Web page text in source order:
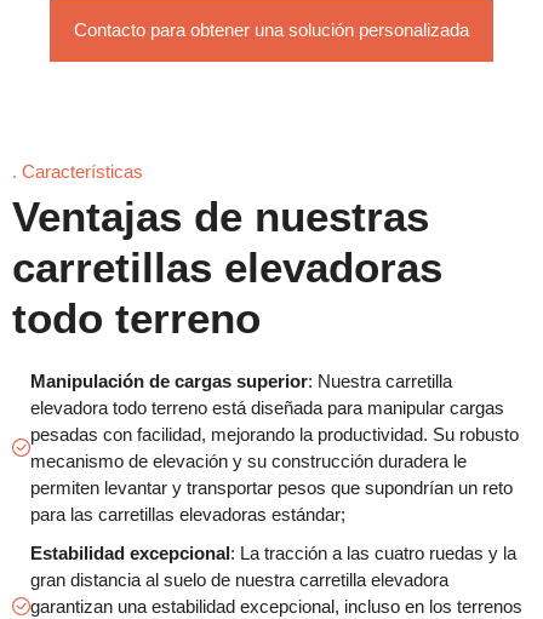
Contacto para obtener una solución personalizada
. Características
Ventajas de nuestras
carretillas elevadoras
todo terreno
Manipulación de cargas superior: Nuestra carretilla
elevadora todo terreno está diseñada para manipular cargas
pesadas con facilidad, mejorando la productividad. Su robusto
mecanismo de elevación y su construcción duradera le
permiten levantar y transportar pesos que supondrían un reto
para las carretillas elevadoras estándar;
Estabilidad excepcional: La tracción a las cuatro ruedas y la
gran distancia al suelo de nuestra carretilla elevadora
garantizan una estabilidad excepcional, incluso en los terrenos